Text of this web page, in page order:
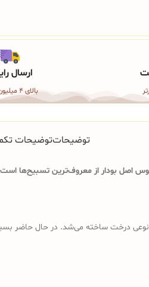
ارسال
بالای 4 میلیون تومان
توضیحاتتوضیحات
اصل بودار از معروف‌ترین تسبیح‌ها است
درخت ساخته می‌شد. در حال حاضر